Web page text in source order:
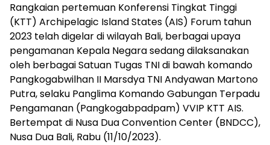
Rangkaian pertemuan Konferensi Tingkat Tinggi
(KTT) Archipelagic Island States (AIS) Forum tahun
2023 telah digelar di wilayah Bali, berbagai upaya
pengamanan Kepala Negara sedang dilaksanakan
oleh berbagai Satuan Tugas TNI di bawah komando
Pangkogabwilhan II Marsdya TNI Andyawan Martono
Putra, selaku Panglima Komando Gabungan Terpadu
Pengamanan (Pangkogabpadpam) VVIP KTT AIS.
Bertempat di Nusa Dua Convention Center (BNDCC),
Nusa Dua Bali, Rabu (11/10/2023).